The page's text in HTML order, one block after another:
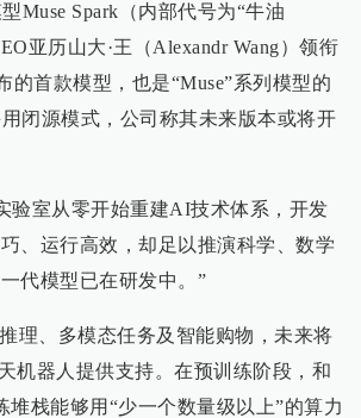
Muse Spark（内部代号为“牛油
亚历山大·王（Alexandr Wang）领衔
首款模型，也是“Muse”系列模型的
闭源模式，公司称其未来版本或将开
验室从零开始重建AI技术体系，开发
、运行高效，却足以推演科学、数学
代模型已在研发中。”
理、多模态任务及智能购物，未来将
机器人提供支持。在预训练阶段，和
堆栈能够用“少一个数量级以上”的算力